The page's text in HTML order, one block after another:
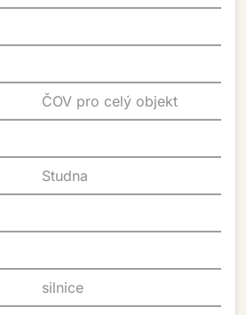
ČOV pro celý objekt
Studna
silnice